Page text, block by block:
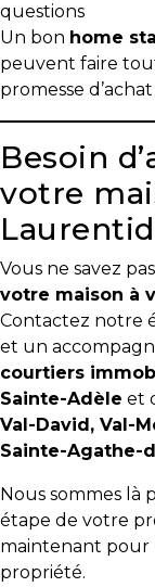
questions
Un bon home
peuvent faire
promesse
Besoin
votre
Vous ne savez
votre maison à
Contactez notre
et un
courtiers
Sainte-Adèle et
Val-David, Val-
Sainte-Agathe-
Nous sommes là
étape de votre
maintenant pour
propriété.